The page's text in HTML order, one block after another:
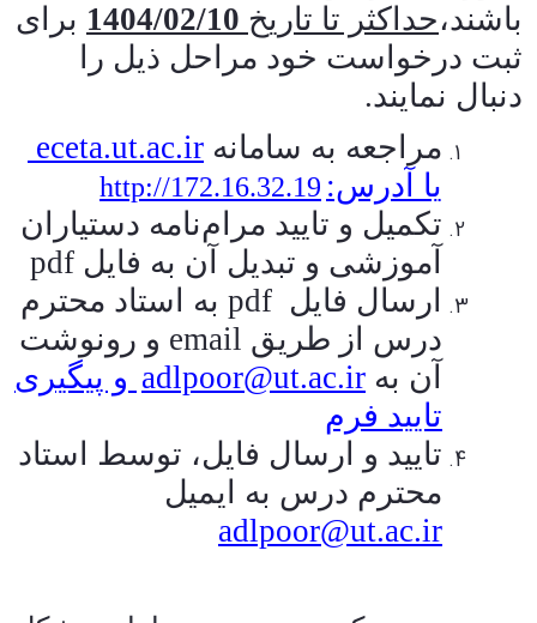
باشند،حداکثر تا تاریخ
برای
ثبت درخواست خود مراحل ذیل را
دنبال نمایند.
مراجعه به سامانه eceta.ut.ac.ir
یا آدرس: http://172.16.32.19
تکمیل و تایید مرام‌نامه دستیاران
آموزشی و تبدیل آن به فایل pdf
ارسال فایل pdf به استاد محترم
درس از طریق email و رونوشت
آن به adlpoor@ut.ac.ir و پیگیری
تایید فرم
تایید و ارسال فایل، توسط استاد
محترم درس به ایمیل
adlpoor@ut.ac.ir